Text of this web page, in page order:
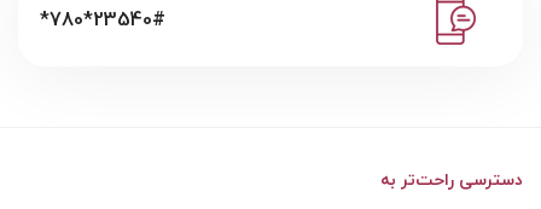
*780*23540#
دسترسی راحت‌تر به